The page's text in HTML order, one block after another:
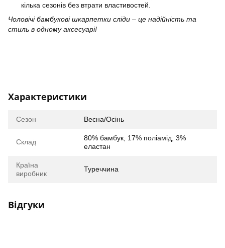
кілька сезонів без втрати властивостей.
Чоловічі бамбукові шкарпетки сліди – це надійність та
стиль в одному аксесуарі!
Характеристики
Сезон Весна/Осінь
Склад
80% бамбук, 17% поліамід, 3%
еластан
Країна
виробник
Туреччина
Відгуки